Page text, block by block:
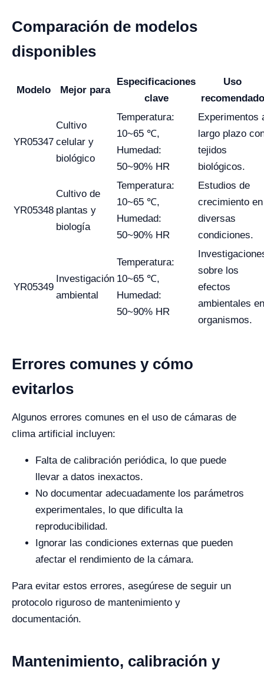
Comparación de modelos
disponibles
Modelo Mejor para
Especificaciones
clave
Uso
recomendado
YR05347
Cultivo
celular y
biológico
Temperatura:
10~65 ℃,
Humedad:
50~90% HR
Experimentos
largo plazo
tejidos
biológicos.
YR05348
Cultivo de
plantas y
biología
Temperatura:
10~65 ℃,
Humedad:
50~90% HR
Estudios de
crecimiento en
diversas
condiciones.
YR05349
Investigación
ambiental
Temperatura:
10~65 ℃,
Humedad:
50~90% HR
sobre los
efectos
ambientales en
organismos.
Errores comunes y cómo
evitarlos
Algunos errores comunes en el uso de cámaras de
clima artificial incluyen:
Falta de calibración periódica, lo que puede
llevar a datos inexactos.
No documentar adecuadamente los parámetros
experimentales, lo que dificulta la
reproducibilidad.
Ignorar las condiciones externas que pueden
afectar el rendimiento de la cámara.
Para evitar estos errores, asegúrese de seguir un
protocolo riguroso de mantenimiento y
documentación.
Mantenimiento, calibración y